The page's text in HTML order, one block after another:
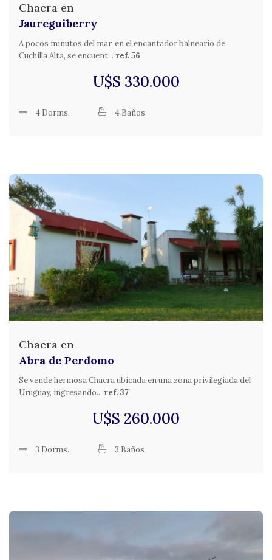
Chacra en
Jaureguiberry
A pocos minutos del mar, en el encantador balneario de
Cuchilla Alta, se encuent... ref. 56
U$S 330.000
4 Dorms. 4 Baños
Chacra en
Abra de Perdomo
Se vende hermosa Chacra ubicada en una zona privilegiada del
Uruguay, ingresando... ref. 37
U$S 260.000
3 Dorms. 3 Baños